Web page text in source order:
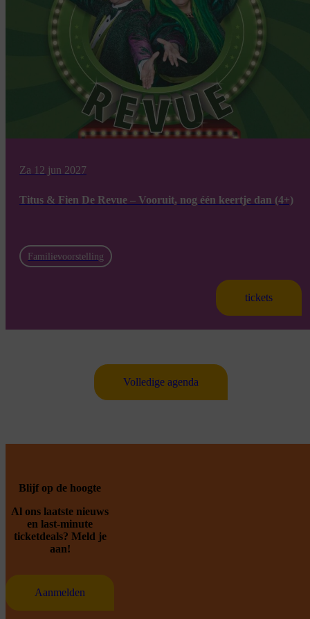
Za 12 jun 2027
Titus & Fien De Revue – Vooruit, nog één keertje dan (4+)
Familievoorstelling
tickets
Volledige agenda
Blijf op de hoogte
Al ons laatste nieuws
en last-minute
ticketdeals? Meld je
aan!
Aanmelden